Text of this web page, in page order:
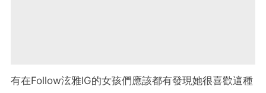
有在Follow泫雅IG的女孩們應該都有發現她很喜歡這種